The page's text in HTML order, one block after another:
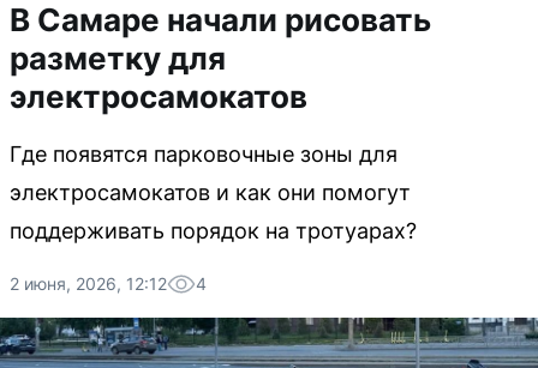
В Самаре начали рисовать
разметку для
электросамокатов
Где появятся парковочные зоны для
электросамокатов и как они помогут
поддерживать порядок на тротуарах?
2 июня, 2026, 12:12 4